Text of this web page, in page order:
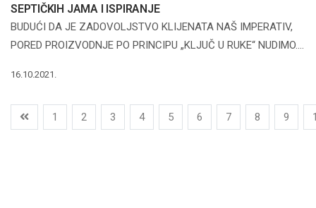
SEPTIČKIH JAMA I ISPIRANJE
BUDUĆI DA JE ZADOVOLJSTVO KLIJENATA NAŠ IMPERATIV,
PORED PROIZVODNJE PO PRINCIPU „KLJUČ U RUKE“ NUDIMO....
16.10.2021.
1 2 3 4 5 6 7 8 9